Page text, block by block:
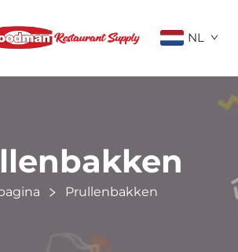
NL
Prullenbakken